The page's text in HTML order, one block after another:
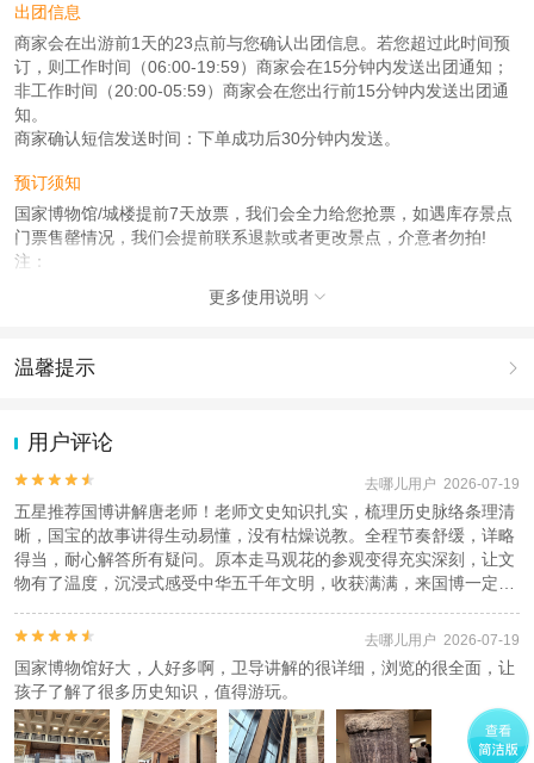
出团信息
商家会在出游前1天的23点前与您确认出团信息。若您超过此时间预
订，则工作时间（06:00-19:59）商家会在15分钟内发送出团通知；
非工作时间（20:00-05:59）商家会在您出行前15分钟内发送出团通
知。
商家确认短信发送时间：下单成功后30分钟内发送。
预订须知
国家博物馆/城楼提前7天放票，我们会全力给您抢票，如遇库存景点
门票售罄情况，我们会提前联系退款或者更改景点，介意者勿拍!
注：
根据购买的套餐提供相对应服务.含门票预约，需要抢票不保证百分百
出票﹣预约失败全款退．抢到1个景点，退另外一个景点的差价，介
认不表示抢到票，抢到票我们会及时联系您，给您发预约截图。
此产品的儿童人群，只能未满18周岁的中国公民(含港澳台居民及获
得永久居留权的外国人)使用;若您的儿童是外国国籍，只能下单成人
请知晓!
使用方法
服务人员会于出行前1日23:00(当地时间)前以电话或短信形式与您核
实第二天出行事宜请务必保证预留的手机号畅通若超时未联系，请联
查看 《工商执照信息》
更多使用说明 
温馨提示 
动（如跳伞、潜水、滑雪等）前，请务必仔细阅读
2.为普及旅游安全知识及旅游文明公约，使您的旅程顺利圆满完成，
特制定《去哪儿网旅游安全手册》 ，请您认真阅读并切实遵守。
用户评论

 去哪儿用户 2026-07-19
五星推荐国博讲解唐老师！老师文史知识扎实，梳理历史脉络条理清
晰，国宝的故事讲得生动易懂，没有枯燥说教。全程节奏舒缓，详略
得当，耐心解答所有疑问。原本走马观花的参观变得充实深刻，让文
物有了温度，沉浸式感受中华五千年文明，收获满满，来国博一定要

 去哪儿用户 2026-07-19
国家博物馆好大，人好多啊，卫导讲解的很详细，浏览的很全面，让
孩子了解了很多历史知识，值得游玩。